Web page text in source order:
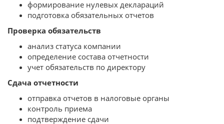
формирование нулевых деклараций
подготовка обязательных отчетов
Проверка обязательств
анализ статуса компании
определение состава отчетности
учет обязательств по директору
Сдача отчетности
отправка отчетов в налоговые органы
контроль приема
подтверждение сдачи